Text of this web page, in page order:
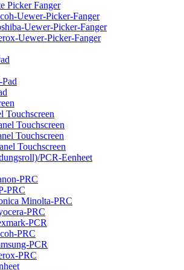
Picker Fanger
Uewer-Picker-Fanger
Uewer-Picker-Fanger
Uewer-Picker-Fanger
Touchscreen
Touchscreen
Touchscreen
Touchscreen
PCR-Eenheet
PRC
PRC
Minolta-PRC
PRC
PCR
PRC
PCR
PRC